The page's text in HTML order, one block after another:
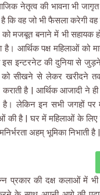
नेतृत्व की भावना भी
कि वह जो भी फैसला करेगी वह
को मजबूत बनाने में भी
आर्थिक पक्ष महिलाओं को
की दुनिया से जुड़ने
को सीखने से लेकर खरीदने
है | आर्थिक आजादी ने
लेकिन इन सभी जगहों पर
की है | घर में महिलाओं के लिए
अहम् भूमिका निभाती है |
प्रकार की दक्ष कलाओं में